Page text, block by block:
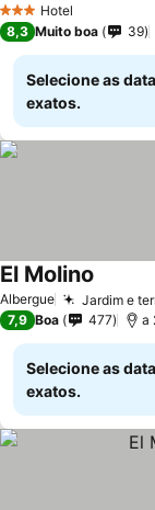
3 EstrelasHotel
8,3 Muito boa 39
Selecione as
exatos.
Albergue Jardim e
El Molino
7,9 Boa 477 a
Selecione as
exatos.